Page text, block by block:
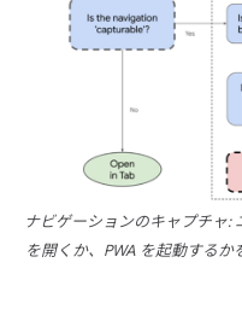
ナビゲーションのキャプチャ:
を開くか、PWA を起動する